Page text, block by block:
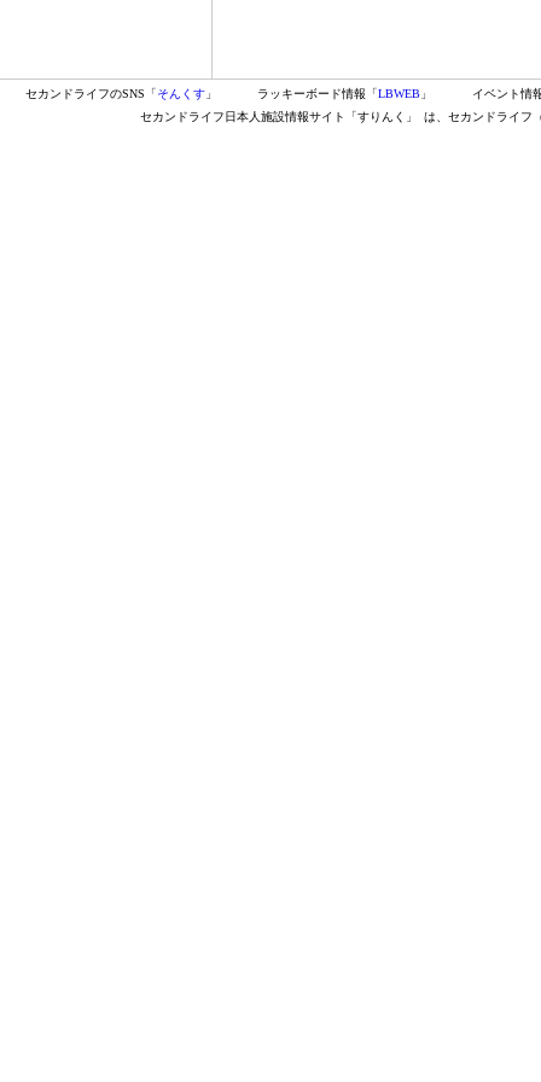
セカンドライフのSNS「そんくす 」 ラッキーボード情報「LBWEB 」
イベント情
セカンドライフ日本人施設情報サイト「すりんく」
は、セカンドライフ